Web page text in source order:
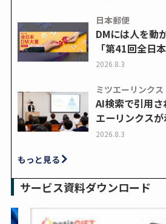
日本郵便
DMには人を動
「第41回全日
2026.8.3
ミツエーリンクス
AI検索で引用
エーリンクス
2026.8.3
もっと見る
サービス資料ダウンロード